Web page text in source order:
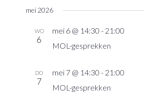
een
datum.
mei 2026
WO
6
mei 6 @ 14:30 - 21:00
MOL-gesprekken
DO
7
mei 7 @ 14:30 - 21:00
MOL-gesprekken